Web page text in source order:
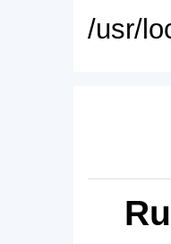
/usr/